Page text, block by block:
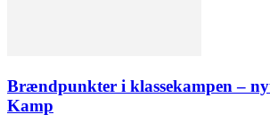
Brændpunkter i klassekampen –
Kamp